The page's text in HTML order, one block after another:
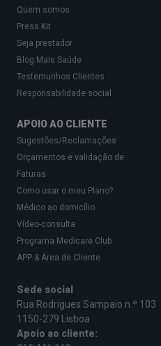
Quem somos
Press Kit
Seja prestador
Blog Mais Saúde
Testemunhos Clientes
Responsabilidade social
APOIO AO CLIENTE
Sugestões/Reclamações
Orçamentos e validação de
Faturas
Como usar o meu Plano?
Médico ao domicílio
Vídeo-consulta
Programa Medicare Club
APP & Área de Cliente
Sede social
Rua Rodrigues Sampaio n.º 103
1150-279 Lisboa
Apoio ao cliente: